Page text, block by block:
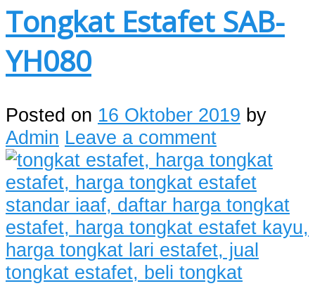
Tongkat Estafet SAB-
YH080
Posted on 16 Oktober 2019 by
Admin Leave a comment